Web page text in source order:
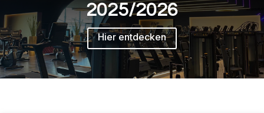
2025/2026
Hier entdecken